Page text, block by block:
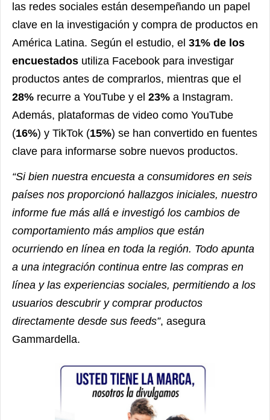
las redes sociales están desempeñando un papel
clave en la investigación y compra de productos en
América Latina. Según el estudio, el 31% de los
encuestados utiliza Facebook para investigar
productos antes de comprarlos, mientras que el
28% recurre a YouTube y el 23% a Instagram.
Además, plataformas de video como YouTube
(16%) y TikTok (15%) se han convertido en fuentes
clave para informarse sobre nuevos productos.
“Si bien nuestra encuesta a consumidores en seis
países nos proporcionó hallazgos iniciales, nuestro
informe fue más allá e investigó los cambios de
comportamiento más amplios que están
ocurriendo en línea en toda la región. Todo apunta
a una integración continua entre las compras en
línea y las experiencias sociales, permitiendo a los
usuarios descubrir y comprar productos
directamente desde sus feeds”, asegura
Gammardella.